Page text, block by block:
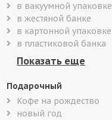
в вакуумной упаковке
в жестяной банке
в картонной упаковке
в пластиковой банка
Подарочный
Кофе на рождество
новый год